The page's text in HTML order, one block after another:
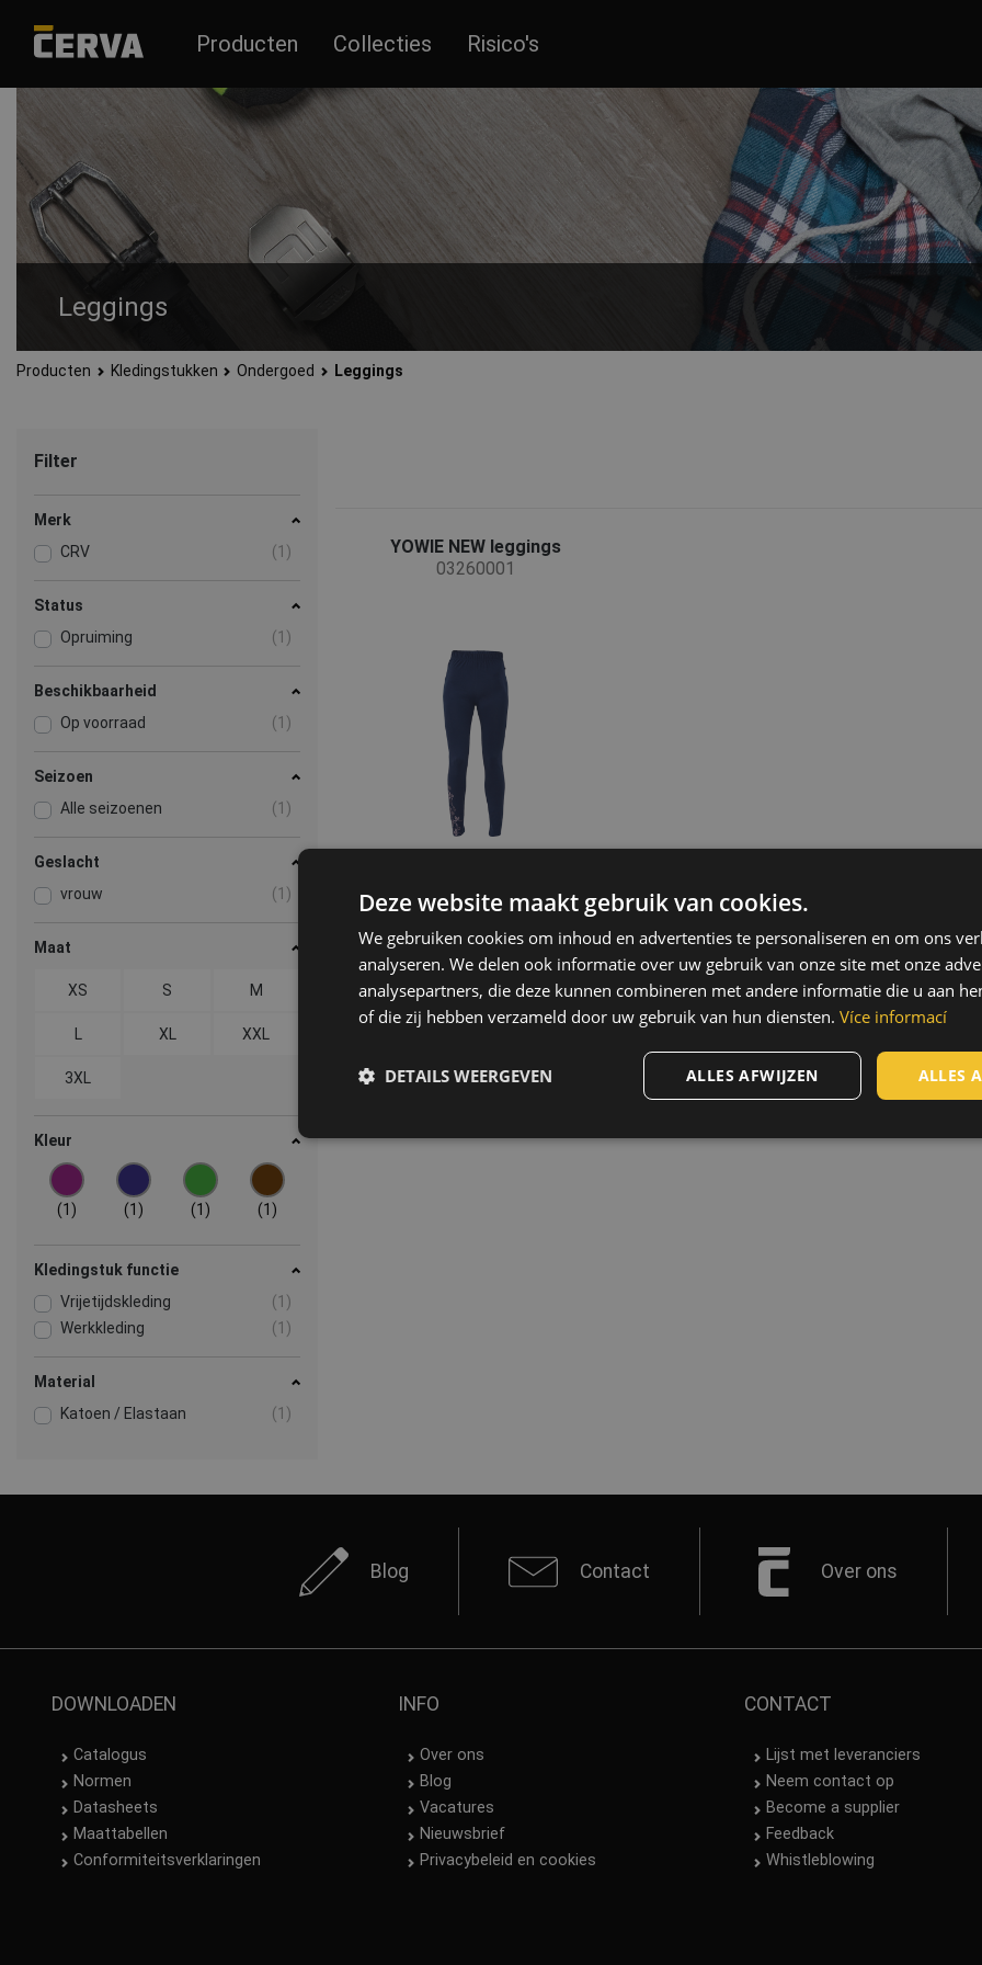
Producten Collecties Risico's
Leggings
Broeken gemaakt van elastisch materiaal.
Producten Kledingstukken Ondergoed Leggings
Filter
Merk
CRV
(1)
Status
Opruiming
(1)
Beschikbaarheid
Op voorraad
(1)
Seizoen
Alle seizoenen
(1)
Geslacht
vrouw
(1)
Maat
XS S M
L XL XXL
3XL
Kleur
(1) (1) (1) (1)
Kledingstuk functie
Vrijetijdskleding
(1)
Werkkleding
(1)
Material
Katoen / Elastaan
(1)
YOWIE NEW leggings
03260001
Blog Contact Over ons
DOWNLOADEN
Catalogus
Normen
Datasheets
Maattabellen
Conformiteitsverklaringen
INFO
Over ons
Blog
Vacatures
Nieuwsbrief
Privacybeleid en cookies
CONTACT
Lijst met leveranciers
Neem contact op
Become a supplier
Feedback
Whistleblowing
Deze website maakt gebruik van cookies.
We gebruiken cookies om inhoud en advertenties te personaliseren en om ons
analyseren. We delen ook informatie over uw gebruik van onze site met onze
analysepartners, die deze kunnen combineren met andere informatie die u aan
of die zij hebben verzameld door uw gebruik van hun diensten. Více informací
ALLES
ALLES AFWIJZEN
DETAILS WEERGEVEN